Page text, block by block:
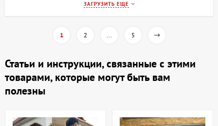
ЗАГРУЗИТЬ ЕЩЕ
1 2 ... 5
Статьи и инструкции, связанные с этими
товарами, которые могут быть вам
полезны